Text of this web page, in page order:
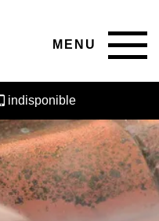
MENU
indisponible